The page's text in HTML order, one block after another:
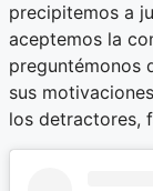
precipitemos a
aceptemos la
preguntémonos
sus
los detractores,